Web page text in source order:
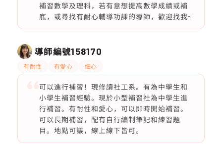
補習數學及理科，若有意想提高數學成績或補
底，或尋找有耐心輔導功課的導師，歡迎找我~
導師編號158170
有耐性 有愛心 細心
可以進行補習！現修讀社工系。有為中學生和
小學生補習經驗。現於小型補習社為中學生進
行補習。有耐性和愛心，可以即時開始補習。
可以長期補習，配有自行編制筆記和練習題
目。地點可議，線上線下皆可。